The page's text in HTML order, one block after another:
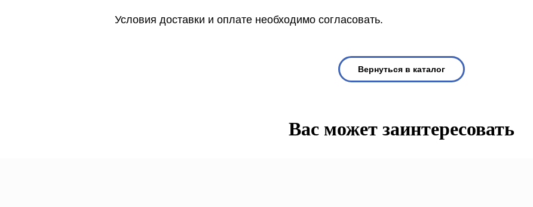
Условия доставки и оплате необходимо согласовать.
Вернуться в каталог
Вас может заинтересовать